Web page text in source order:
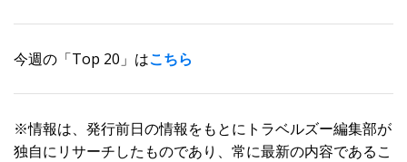
今週の「Top 20」はこちら
※情報は、発行前日の情報をもとにトラベルズー編集部が
独自にリサーチしたものであり、常に最新の内容であるこ